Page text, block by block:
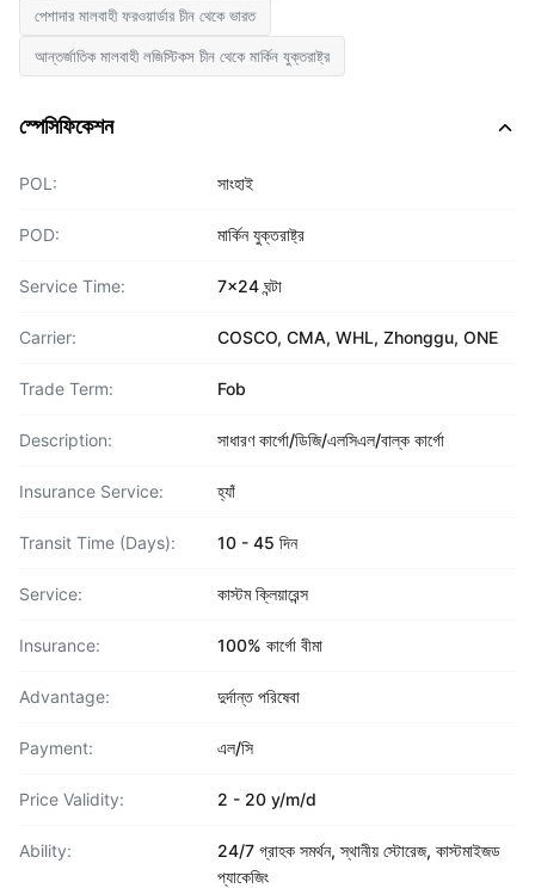
পেশাদার মালবাহী ফরওয়ার্ডার চীন থেকে ভারত
আন্তর্জাতিক মালবাহী লজিস্টিকস চীন থেকে মার্কিন যুক্তরাষ্ট্র
স্পেসিফিকেশন
POL: সাংহাই
POD: মার্কিন যুক্তরাষ্ট্র
Service Time: 7x24 ঘন্টা
Carrier: COSCO, CMA, WHL, Zhonggu, ONE
Trade Term: Fob
Description: সাধারণ কার্গো/ডিজি/এলসিএল/বাল্ক কার্গো
Insurance Service: হ্যাঁ
Transit Time (Days): 10 - 45 দিন
Service: কাস্টম ক্লিয়ারেন্স
Insurance: 100% কার্গো বীমা
Advantage: দুর্দান্ত পরিষেবা
Payment: এল/সি
Price Validity: 2 - 20 y/m/d
Ability:
24/7 গ্রাহক সমর্থন, স্থানীয় স্টোরেজ, কাস্টমাইজড
প্যাকেজিং